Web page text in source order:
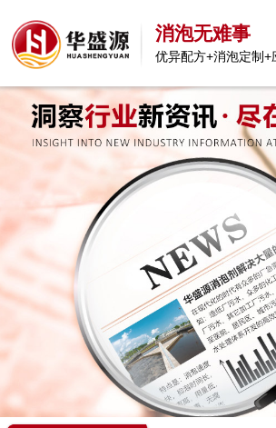
消泡无难事
优异配方+消泡定制+